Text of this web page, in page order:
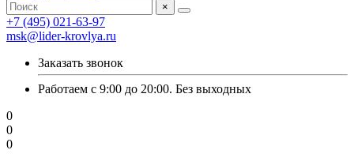
×
+7 (495) 021-63-97
msk@lider-krovlya.ru
Заказать звонок
Работаем с 9:00 до 20:00. Без выходных
0
0
0